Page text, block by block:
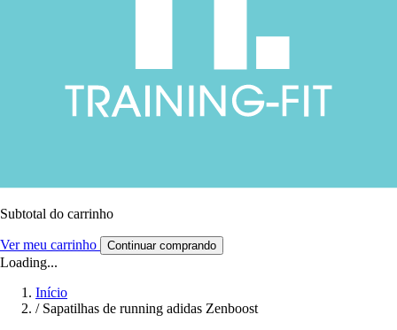
Subtotal do carrinho
Ver meu carrinho Continuar comprando
Loading...
Início
/ Sapatilhas de running adidas Zenboost